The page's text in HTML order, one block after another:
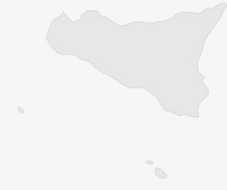
Un journal 100% indépendant
Accédez à des fonctionnalités
exclusives
Explorez +10 ans d’archives sur les